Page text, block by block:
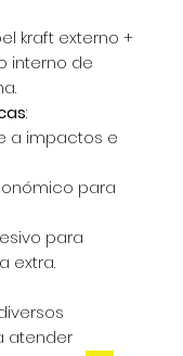
kraft externo +
interno de
:
a impactos e
para
para
extra.
atender